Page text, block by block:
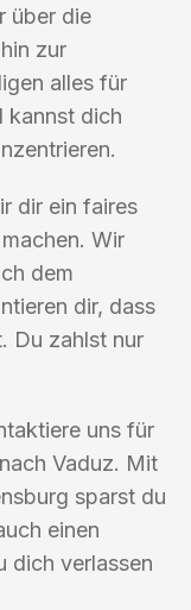
über die
zur
alles für
kannst dich
dir ein faires
Wir
dem
dir, dass
Du zahlst nur
uns für
Vaduz. Mit
sparst du
einen
dich verlassen